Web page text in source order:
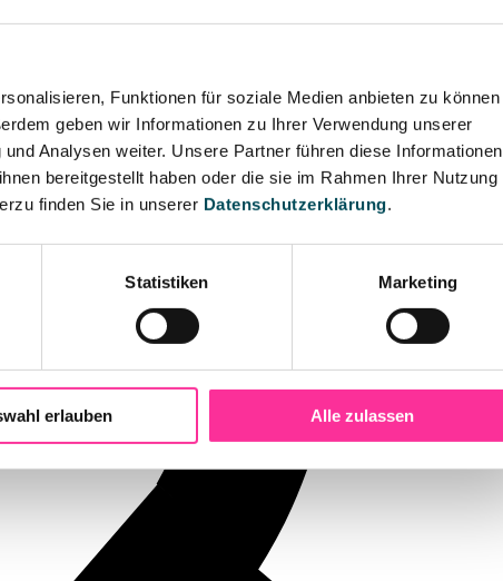
Funktionen für soziale Medien anbieten zu können
geben wir Informationen zu Ihrer Verwendung unserer
Analysen weiter. Unsere Partner führen diese Informationen
bereitgestellt haben oder die sie im Rahmen Ihrer Nutzung
finden Sie in unserer Datenschutzerklärung.
Statistiken Marketing
erlauben Alle zulassen